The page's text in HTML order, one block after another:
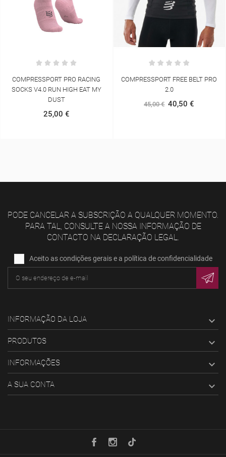
COMPRESSPORT FREE BELT PRO
2.0
45,00 € 40,50 €
COMPRESSPORT TRAIL RACING
OVERSHORT
80,00 € 64,00 €
PODE CANCELAR A SUBSCRIÇÃO A QUALQUER MOMENTO.
PARA TAL, CONSULTE A NOSSA INFORMAÇÃO DE
CONTACTO NA DECLARAÇÃO LEGAL.
Aceito as condições gerais e a política de confidencialidade
INFORMAÇÃO DA LOJA 
PRODUTOS 
INFORMAÇÕES 
A SUA CONTA 